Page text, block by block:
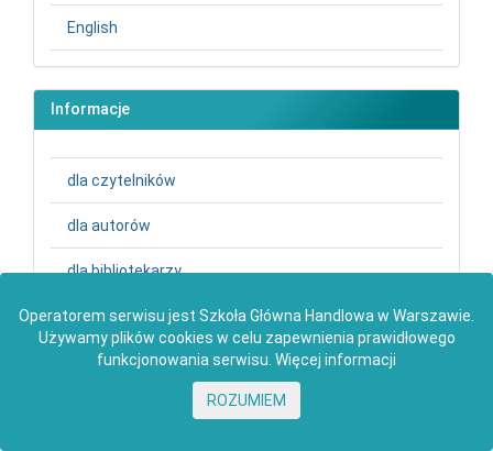
English
Informacje
dla czytelników
dla autorów
dla bibliotekarzy
2026 © SGH Szkoła Główna Handlowa w Warszawie |Deklaracja
Operatorem serwisu jest Szkoła Główna Handlowa w Warszawie.
Używamy plików cookies w celu zapewnienia prawidłowego
funkcjonowania serwisu. Więcej informacji
ROZUMIEM